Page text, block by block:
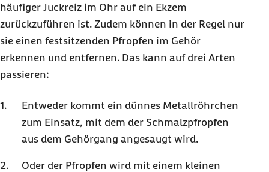
häufiger Juckreiz im Ohr auf ein Ekzem
zurückzuführen ist. Zudem können in der Regel nur
sie einen festsitzenden Pfropfen im Gehör
erkennen und entfernen. Das kann auf drei Arten
passieren:
Entweder kommt ein dünnes Metallröhrchen
zum Einsatz, mit dem der Schmalzpfropfen
aus dem Gehörgang angesaugt wird.
Oder der Pfropfen wird mit einem kleinen